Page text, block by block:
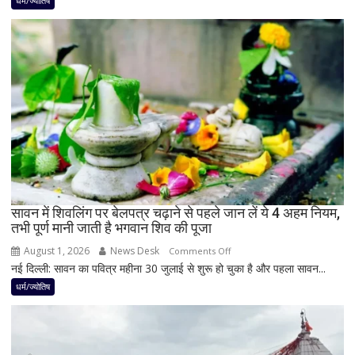
बाद
बनेगा
बुध-
शनि
नवपंचम
योग,
इन
3
राशियों
पर
रह
प्रभाव,
सावन में शिवलिंग पर बेलपत्र चढ़ाने से पहले जान लें ये 4 अहम नियम,
तभी पूर्ण मानी जाती है भगवान शिव की पूजा
August 1, 2026 News Desk Comments Offon
सावन
नई दिल्ली: सावन का पवित्र महीना 30 जुलाई से शुरू हो चुका है और पहला सावन...
धर्म/ज्योतिष